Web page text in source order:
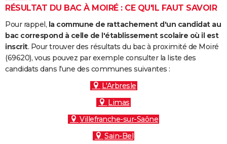
Dictionnaire
Biographies
Citations
Expressions
Proverbes
PROGRAMME TV
COPAINS D'AVANT
S'inscrire
Se connecter
Lycées
Collèges
Primaires
Universités
Entreprises
Service militaire
Avis de recherche
AVIS DE DÉCÈS
FORUM
RÉSULTAT DU BAC À MOIRÉ : CE QU'IL FAUT SAVOIR
Pour rappel, la commune de rattachement d'un candidat au
bac correspond à celle de l'établissement scolaire où il est
inscrit. Pour trouver des résultats du bac à proximité de Moiré
(69620), vous pouvez par exemple consulter la liste des
candidats dans l'une des communes suivantes :
L'Arbresle
Limas
Villefranche-sur-Saône
Sain-Bel